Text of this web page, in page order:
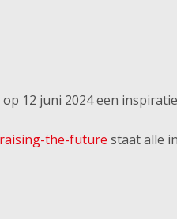
12 juni 2024 een
the-future staat alle